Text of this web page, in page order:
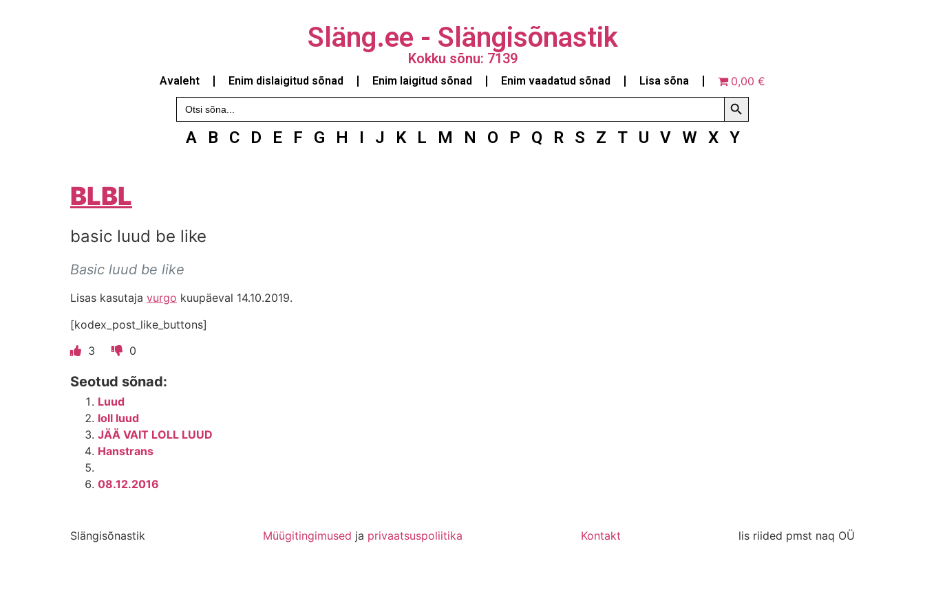
Släng.ee - Slängisõnastik
Kokku sõnu: 7139
Avaleht Enim dislaigitud sõnad Enim laigitud sõnad Enim vaadatud sõnad Lisa sõna
0,00 €
Search
for:
Search Button
A B C D E F G H I J K L M N O P Q R S Z T U V W X Y
BLBL
basic luud be like
Basic luud be like
Lisas kasutaja vurgo kuupäeval 14.10.2019.
[kodex_post_like_buttons]
3
0
Seotud sõnad:
Luud
loll luud
JÄÄ VAIT LOLL LUUD
Hanstrans
08.12.2016
Slängisõnastik Müügitingimused ja privaatsuspoliitika Kontakt lis riided pmst naq OÜ